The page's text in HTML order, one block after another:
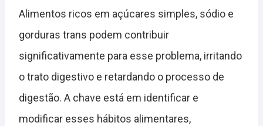
Alimentos ricos em açúcares simples, sódio e
gorduras trans podem contribuir
significativamente para esse problema, irritando
o trato digestivo e retardando o processo de
digestão. A chave está em identificar e
modificar esses hábitos alimentares,